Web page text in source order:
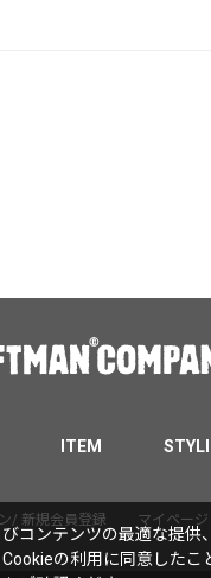
ITEM
/ 新規会員登録 マイページ
コンテンツの最適な提供
の利用に同意したこ